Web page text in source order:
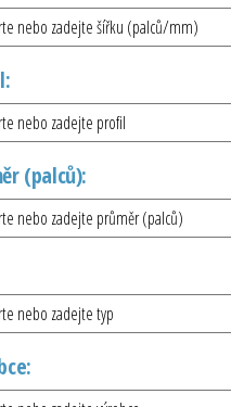
(palců):